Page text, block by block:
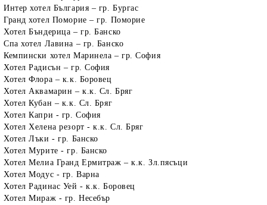
Интер хотел България – гр. Бургас
Гранд хотел Поморие – гр. Поморие
Хотел Бъндерица – гр. Банско
Спа хотел Лавина – гр. Банско
Кемпински хотел Маринела – гр. София
Хотел Радисън – гр. София
Хотел Флора – к.к. Боровец
Хотел Аквамарин – к.к. Сл. Бряг
Хотел Кубан – к.к. Сл. Бряг
Хотел Капри - гр. София
Хотел Хелена резорт - к.к. Сл. Бряг
Хотел Лъки - гр. Банско
Хотел Мурите - гр. Банско
Хотел Мелиа Гранд Ермитраж – к.к. Зл.пясъци
Хотел Модус - гр. Варна
Хотел Радинас Уей - к.к. Боровец
Хотел Мираж - гр. Несебър